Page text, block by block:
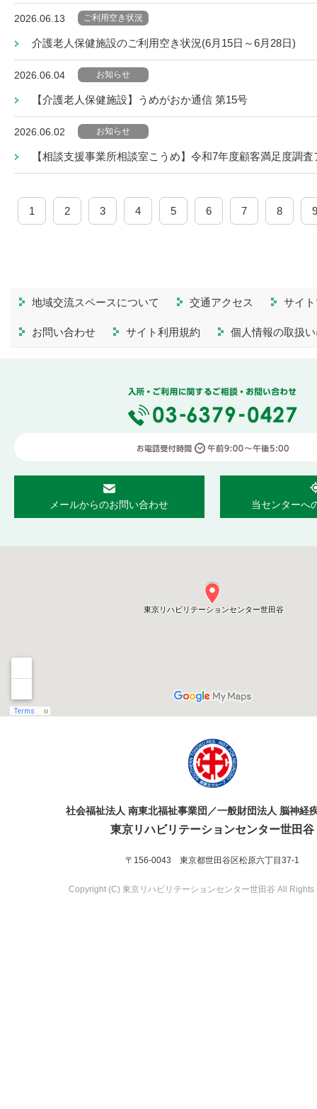
2026.06.13 ご利用空き状況
介護老人保健施設のご利用空き状況(6月15日～6月28日)
2026.06.04 お知らせ
【介護老人保健施設】うめがおか通信 第15号
2026.06.02 お知らせ
【相談支援事業所相談室こうめ】令和7年度顧客満足度調
1 2 3 4 5 6 7 8 9
地域交流スペースについて 交通アクセス サイ
お問い合わせ サイト利用規約 個人情報の取扱
当センターへ
メールからのお問い合わせ
社会福祉法人 南東北福祉事業団／一般財団法人 脳神経
東京リハビリテーションセンター世田谷
〒156-0043 東京都世田谷区松原六丁目37-1
Copyright (C) 東京リハビリテーションセンター世田谷 All Rights